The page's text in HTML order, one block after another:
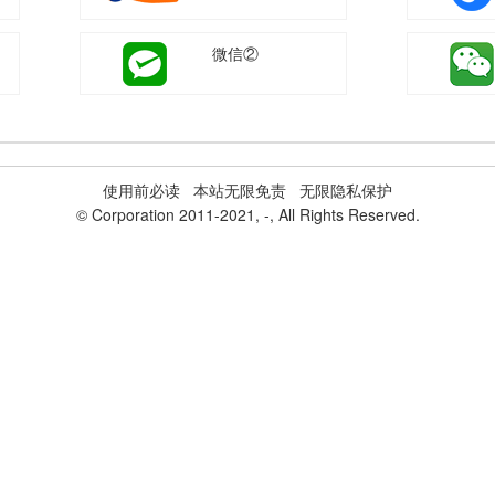
微信②
使用前必读 本站无限免责 无限隐私保护
© Corporation 2011-2021, -, All Rights Reserved.